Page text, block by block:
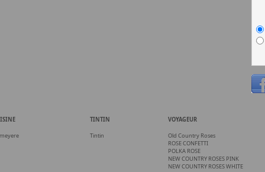
TINTIN
Tintin
VOYAGEUR
Old Country Roses
ROSE CONFETTI
POLKA ROSE
NEW COUNTRY ROSES PINK
NEW COUNTRY ROSES WHITE